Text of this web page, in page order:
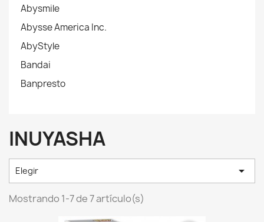
Abysmile
Abysse America Inc.
AbyStyle
Bandai
Banpresto
INUYASHA
Elegir 
Mostrando 1-7 de 7 artículo(s)